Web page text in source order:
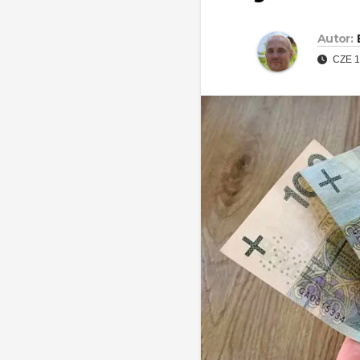
Autor:
CZE